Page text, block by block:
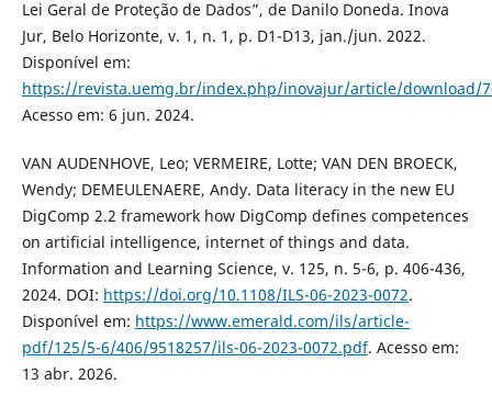
Lei Geral de Proteção de Dados”, de Danilo Doneda. Inova
Jur, Belo Horizonte, v. 1, n. 1, p. D1-D13, jan./jun. 2022.
Disponível em:
https://revista.uemg.br/index.php/inovajur/article/download/
Acesso em: 6 jun. 2024.
VAN AUDENHOVE, Leo; VERMEIRE, Lotte; VAN DEN BROECK,
Wendy; DEMEULENAERE, Andy. Data literacy in the new EU
DigComp 2.2 framework how DigComp defines competences
on artificial intelligence, internet of things and data.
Information and Learning Science, v. 125, n. 5-6, p. 406-436,
2024. DOI: https://doi.org/10.1108/ILS-06-2023-0072.
Disponível em: https://www.emerald.com/ils/article-
pdf/125/5-6/406/9518257/ils-06-2023-0072.pdf. Acesso em:
13 abr. 2026.